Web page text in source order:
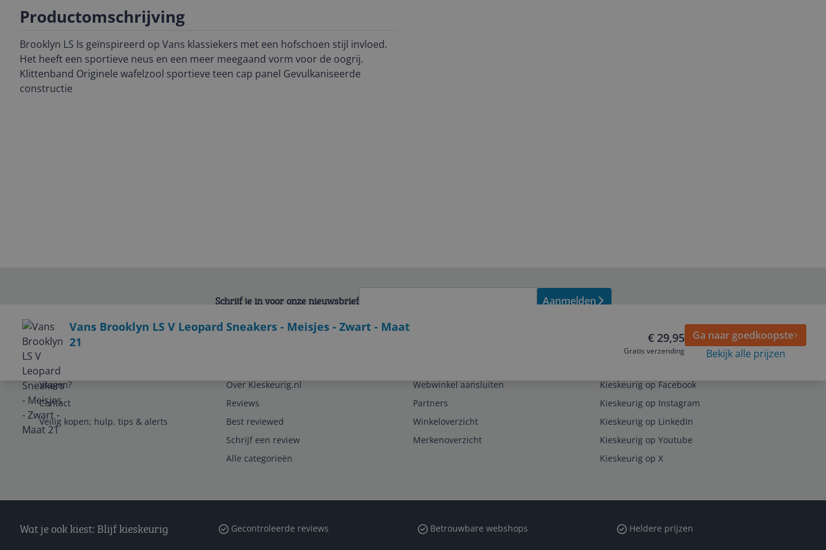
Productomschrijving
Brooklyn LS Is geïnspireerd op Vans klassiekers met een hofschoen stijl invloed.
Het heeft een sportieve neus en een meer meegaand vorm voor de oogrij.
Klittenband Originele wafelzool sportieve teen cap panel Gevulkaniseerde
constructie
Vans Brooklyn LS V Leopard Sneakers - Meisjes - Zwart - Maat
21
€ 29,95
Gratis verzending
Ga naar goedkoopste
Bekijk alle prijzen
Schrijf je in voor onze nieuwsbrief Aanmelden
Service
Vragen?
Contact
Veilig kopen; hulp, tips & alerts
Over Kieskeurig.nl
Reviews
Best reviewed
Schrijf een review
Alle categorieën
Webwinkel aansluiten
Partners
Winkeloverzicht
Merkenoverzicht
Kieskeurig op Facebook
Kieskeurig op Instagram
Kieskeurig op LinkedIn
Kieskeurig op Youtube
Kieskeurig op X
Wat je ook kiest: Blijf kieskeurig Gecontroleerde reviews Betrouwbare webshops Heldere prijzen